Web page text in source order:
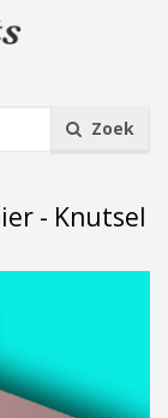
Zoek
- Knutsel